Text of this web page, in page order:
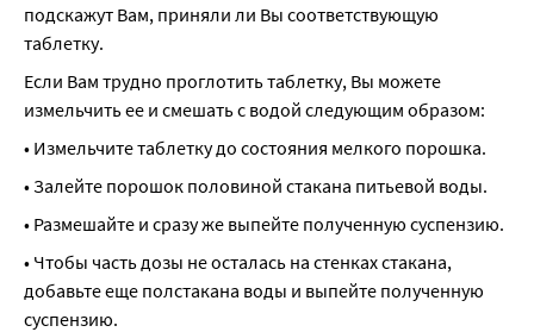
подскажут Вам, приняли ли Вы соответствующую
таблетку.
Если Вам трудно проглотить таблетку, Вы можете
измельчить ее и смешать с водой следующим образом:
• Измельчите таблетку до состояния мелкого порошка.
• Залейте порошок половиной стакана питьевой воды.
• Размешайте и сразу же выпейте полученную суспензию.
• Чтобы часть дозы не осталась на стенках стакана,
добавьте еще полстакана воды и выпейте полученную
суспензию.